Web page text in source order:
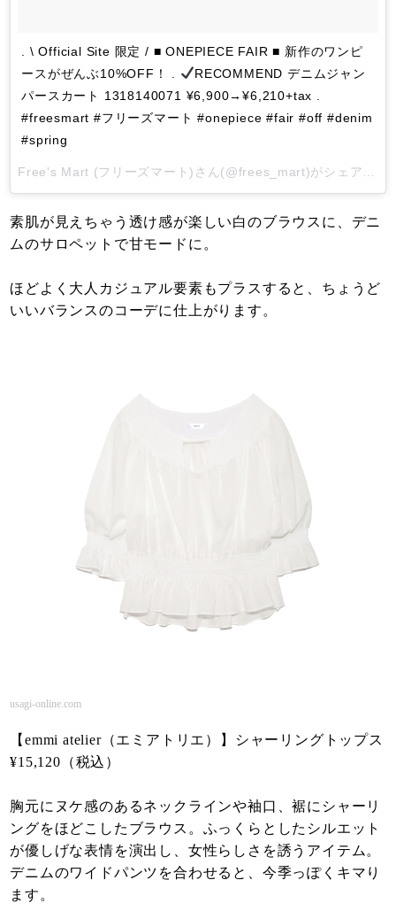
. \ Official Site 限定 / ■ ONEPIECE FAIR ■ 新作のワンピ
ースがぜんぶ10%OFF！ .
RECOMMEND デニムジャン
パースカート 1318140071 ¥6,900→¥6,210+tax .
#freesmart #フリーズマート #onepiece #fair #off #denim
#spring
Free's Mart (フリーズマート) さん(@frees_mart)がシェアした投稿 -
素肌が見えちゃう透け感が楽しい白のブラウスに、デニ
ムのサロペットで甘モードに。
ほどよく大人カジュアル要素もプラスすると、ちょうど
いいバランスのコーデに仕上がります。
usagi-online.com
【emmi atelier（エミアトリエ）】シャーリングトップス
¥15,120（税込）
胸元にヌケ感のあるネックラインや袖口、裾にシャーリ
ングをほどこしたブラウス。ふっくらとしたシルエット
が優しげな表情を演出し、女性らしさを誘うアイテム。
デニムのワイドパンツを合わせると、今季っぽくキマり
ます。